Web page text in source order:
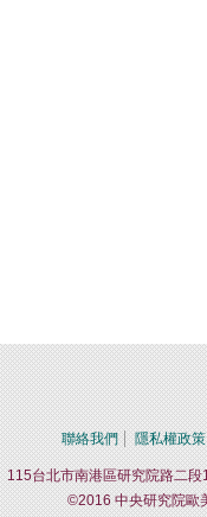
聯絡我們 隱私權政策
115台北市南港區研究院路二
©2016 中央研究院歐